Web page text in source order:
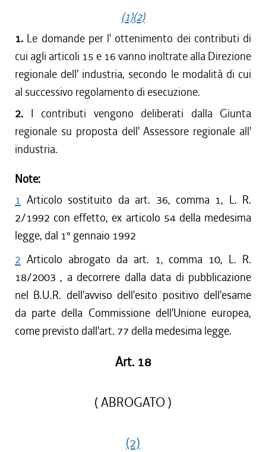
(1)(2)
1. Le domande per l' ottenimento dei contributi di
cui agli articoli 15 e 16 vanno inoltrate alla Direzione
regionale dell' industria, secondo le modalità di cui
al successivo regolamento di esecuzione.
2. I contributi vengono deliberati dalla Giunta
regionale su proposta dell' Assessore regionale all'
industria.
Note:
1 Articolo sostituito da art. 36, comma 1, L. R.
2/1992 con effetto, ex articolo 54 della medesima
legge, dal 1° gennaio 1992
2 Articolo abrogato da art. 1, comma 10, L. R.
18/2003 , a decorrere dalla data di pubblicazione
nel B.U.R. dell'avviso dell'esito positivo dell'esame
da parte della Commissione dell'Unione europea,
come previsto dall'art. 77 della medesima legge.
Art. 18
( ABROGATO )
(2)